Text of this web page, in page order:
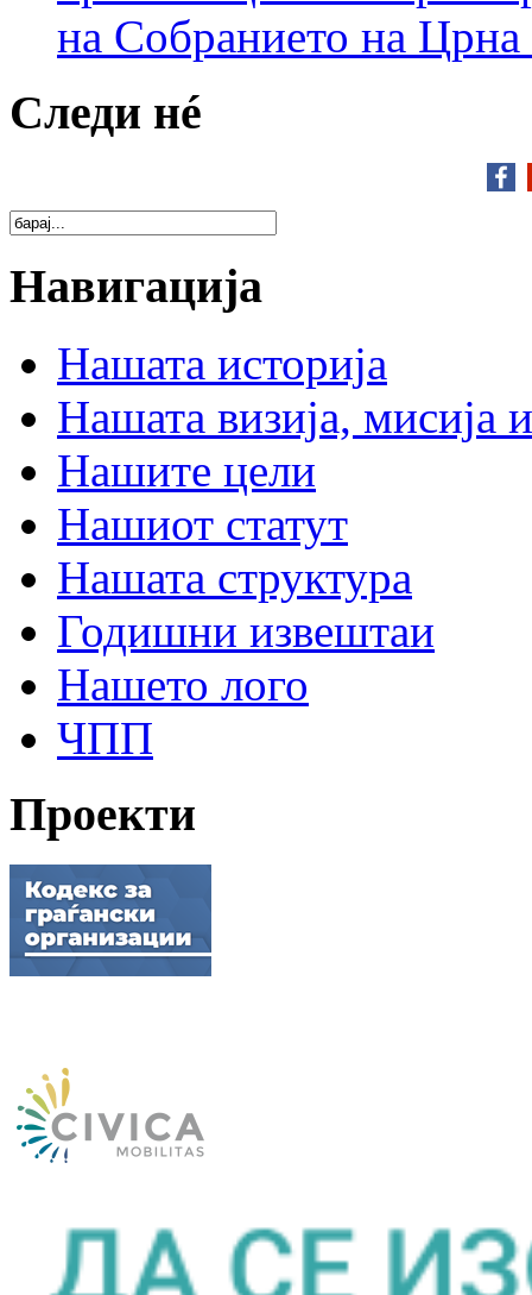
на Собранието на Црна
Следи нé
Навигација
Нашата историја
Нашата визија, мисија и
Нашите цели
Нашиот статут
Нашата структура
Годишни извештаи
Нашето лого
ЧПП
Проекти